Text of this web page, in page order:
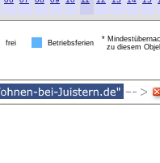
frei Betriebsferien
*
zu diesem